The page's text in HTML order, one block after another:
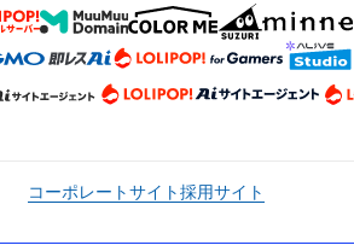
コーポレートサイト採用サイト